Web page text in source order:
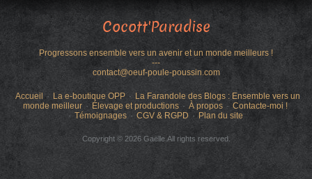
Cocott'Paradise
Progressons ensemble vers un avenir et un monde meilleurs !
---
contact@oeuf-poule-poussin.com
Accueil La e-boutique OPP
La Farandole des Blogs : Ensemble vers un
monde meilleur
Élevage et productions À propos
Contacte-moi !
Témoignages
CGV & RGPD Plan du site
Copyright © 2026 Gaëlle.All rights reserved.